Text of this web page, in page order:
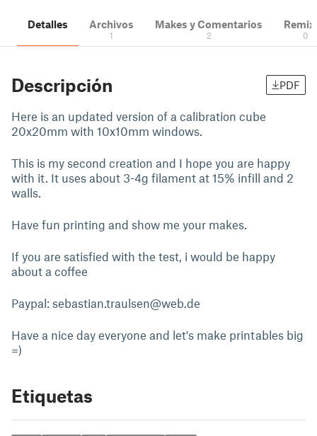
Detalles Archivos
1
Makes y Comentarios
2 0
Descripción PDF
Here is an updated version of a calibration cube
20x20mm with 10x10mm windows.
This is my second creation and I hope you are happy
with it. It uses about 3-4g filament at 15% infill and 2
walls.
Have fun printing and show me your makes.
If you are satisfied with the test, i would be happy
about a coffee
Paypal: sebastian.traulsen@web.de
Have a nice day everyone and let's make printables big
=)
Etiquetas